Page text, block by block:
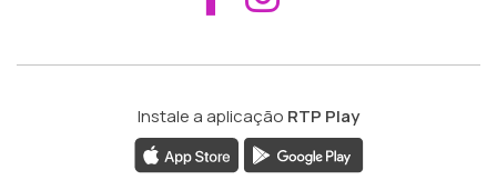
Instale a aplicação RTP Play